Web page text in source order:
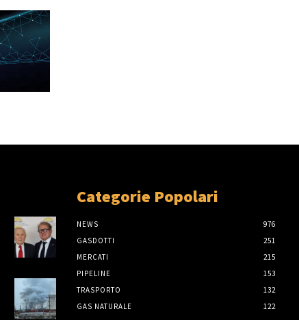
Categorie Popolari
NEWS
976
GASDOTTI
251
MERCATI
215
PIPELINE
153
TRASPORTO
132
GAS NATURALE
122